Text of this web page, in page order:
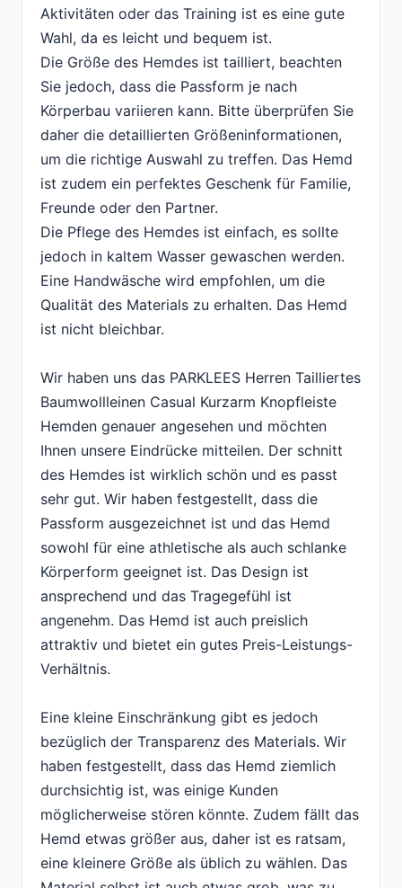
Aktivitäten oder das Training ist es eine gute
Wahl, da es leicht und bequem ist.
Die Größe des Hemdes ist tailliert, beachten
Sie jedoch, dass die Passform je nach
Körperbau variieren kann. Bitte überprüfen Sie
daher die detaillierten Größeninformationen,
um die richtige Auswahl zu treffen. Das Hemd
ist zudem ein perfektes Geschenk für Familie,
Freunde oder den Partner.
Die Pflege des Hemdes ist einfach, es sollte
jedoch in kaltem Wasser gewaschen werden.
Eine Handwäsche wird empfohlen, um die
Qualität des Materials zu erhalten. Das Hemd
ist nicht bleichbar.
Wir haben uns das PARKLEES Herren Tailliertes
Baumwollleinen Casual Kurzarm Knopfleiste
Hemden genauer angesehen und möchten
Ihnen unsere Eindrücke mitteilen. Der schnitt
des Hemdes ist wirklich schön und es passt
sehr gut. Wir haben festgestellt, dass die
Passform ausgezeichnet ist und das Hemd
sowohl für eine athletische als auch schlanke
Körperform geeignet ist. Das Design ist
ansprechend und das Tragegefühl ist
angenehm. Das Hemd ist auch preislich
attraktiv und bietet ein gutes Preis-Leistungs-
Verhältnis.
Eine kleine Einschränkung gibt es jedoch
bezüglich der Transparenz des Materials. Wir
haben festgestellt, dass das Hemd ziemlich
durchsichtig ist, was einige Kunden
möglicherweise stören könnte. Zudem fällt das
Hemd etwas größer aus, daher ist es ratsam,
eine kleinere Größe als üblich zu wählen. Das